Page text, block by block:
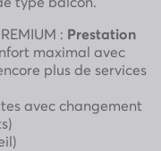
: Prestation
maximal avec
plus de services
avec changement